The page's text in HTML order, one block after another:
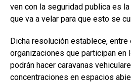
ven con la seguridad publica es
que va a velar para que esto se
Dicha resolución establece,
organizaciones que participan en
podrán hacer caravanas
concentraciones en espacios